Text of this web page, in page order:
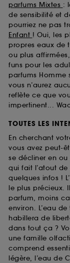
parfums Mixtes :
de sensibilité et
pourriez ne pas
Enfant ! Oui, les
propres eaux de
ou plus
funs pour les
parfums Homme
vous n’aurez
reflète ce que
impertinent...
TOUTES LES
En cherchant
vous avez peut-
se décliner en ou
qui fait l’atout de
quelques infos !
le plus précieux.
parfum, moins
environ. L’eau
habillera de
dans tout ça ?
une famille
comprend
légère, l’eau de